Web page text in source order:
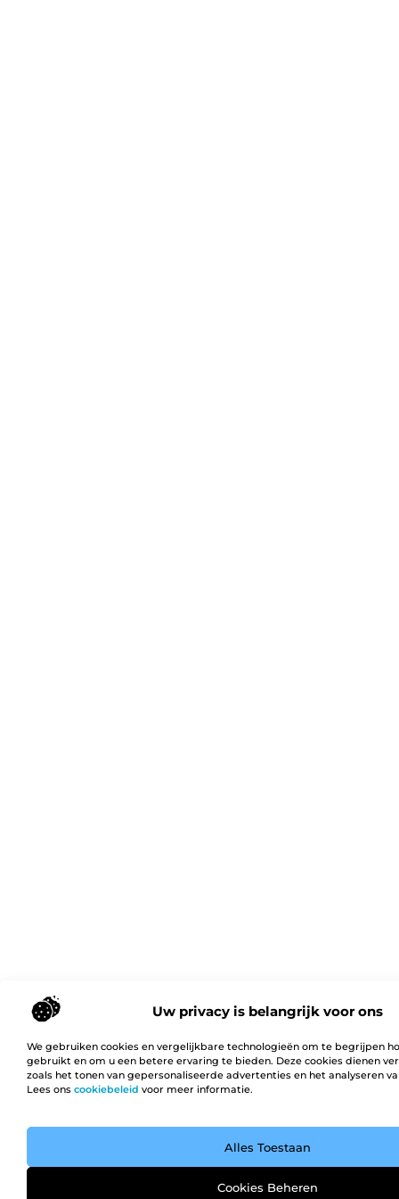
Uw privacy is belangrijk voor ons
We gebruiken cookies en vergelijkbare technologieën om te begrijpen
gebruikt en om u een betere ervaring te bieden. Deze cookies dienen
zoals het tonen van gepersonaliseerde advertenties en het analyseren
Lees ons cookiebeleid voor meer informatie.
Alles Toestaan
Cookies Beheren